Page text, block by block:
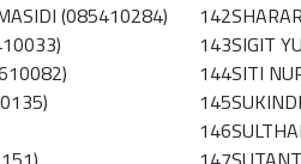
(085410284) 142
143SIGIT
144SITI
145
146